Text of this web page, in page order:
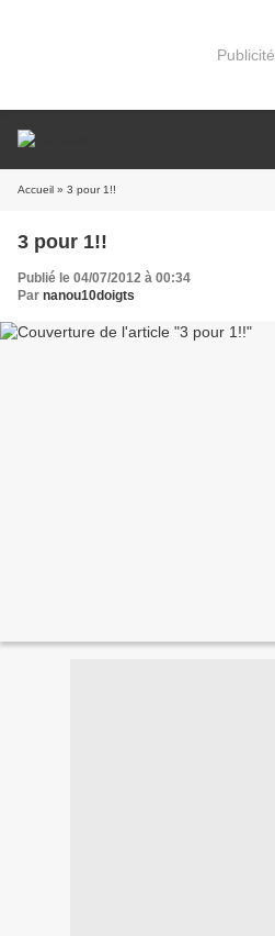
Publicité
Accueil » 3 pour 1!!
3 pour 1!!
Publié le 04/07/2012 à 00:34
Par nanou10doigts